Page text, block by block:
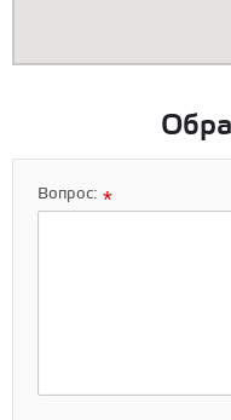
Вопрос: *